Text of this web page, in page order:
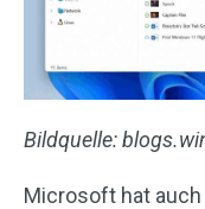
Bildquelle:
Microsoft hat